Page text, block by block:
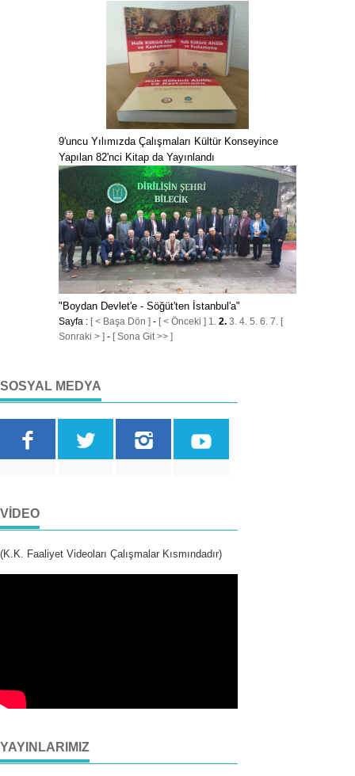
9'uncu Yılımızda Çalışmaları Kültür Konseyince
Yapılan 82'nci Kitap da Yayınlandı
"Boydan Devlet'e - Söğüt'ten İstanbul'a"
Sayfa : [ < Başa Dön ] - [ < Önceki ] 1. 2. 3. 4. 5. 6. 7. [
Sonraki > ] - [ Sona Git >> ]
SOSYAL MEDYA
VIDEO
(K.K. Faaliyet Videoları Çalışmalar Kısmındadır)
YAYINLARIMIZ